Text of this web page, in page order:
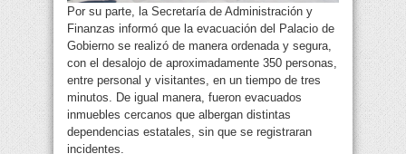
Por su parte, la Secretaría de Administración y
Finanzas informó que la evacuación del Palacio de
Gobierno se realizó de manera ordenada y segura,
con el desalojo de aproximadamente 350 personas,
entre personal y visitantes, en un tiempo de tres
minutos. De igual manera, fueron evacuados
inmuebles cercanos que albergan distintas
dependencias estatales, sin que se registraran
incidentes.